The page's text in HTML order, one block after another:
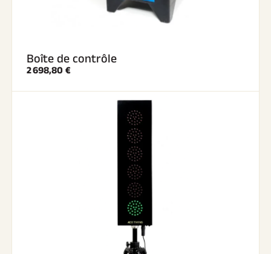
Boîte de contrôle
2 698,80 €